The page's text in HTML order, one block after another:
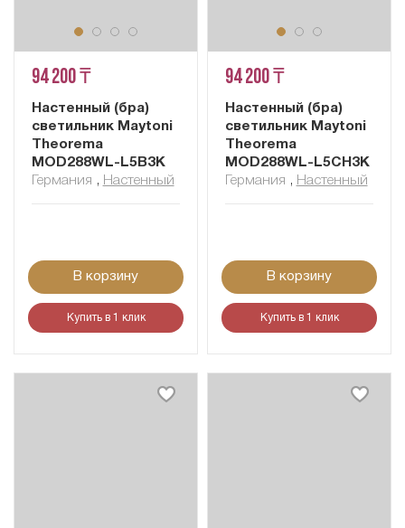
94 200 ₸
Настенный (бра)
светильник Maytoni
Theorema
MOD288WL-L5B3K
Германия , Настенный
В корзину
Купить в 1 клик
94 200 ₸
Настенный (бра)
светильник Maytoni
Theorema
MOD288WL-L5CH3K
Германия , Настенный
В корзину
Купить в 1 клик